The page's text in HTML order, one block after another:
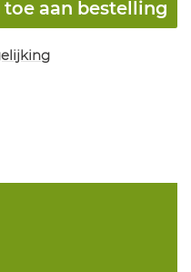
toe aan bestelling